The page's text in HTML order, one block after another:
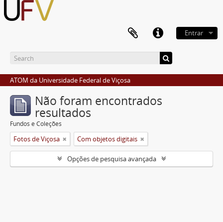
Entrar
ATOM da Universidade Federal de Viçosa
Não foram encontrados
resultados
Fundos e Coleções
Fotos de Viçosa Com objetos digitais
Opções de pesquisa avançada